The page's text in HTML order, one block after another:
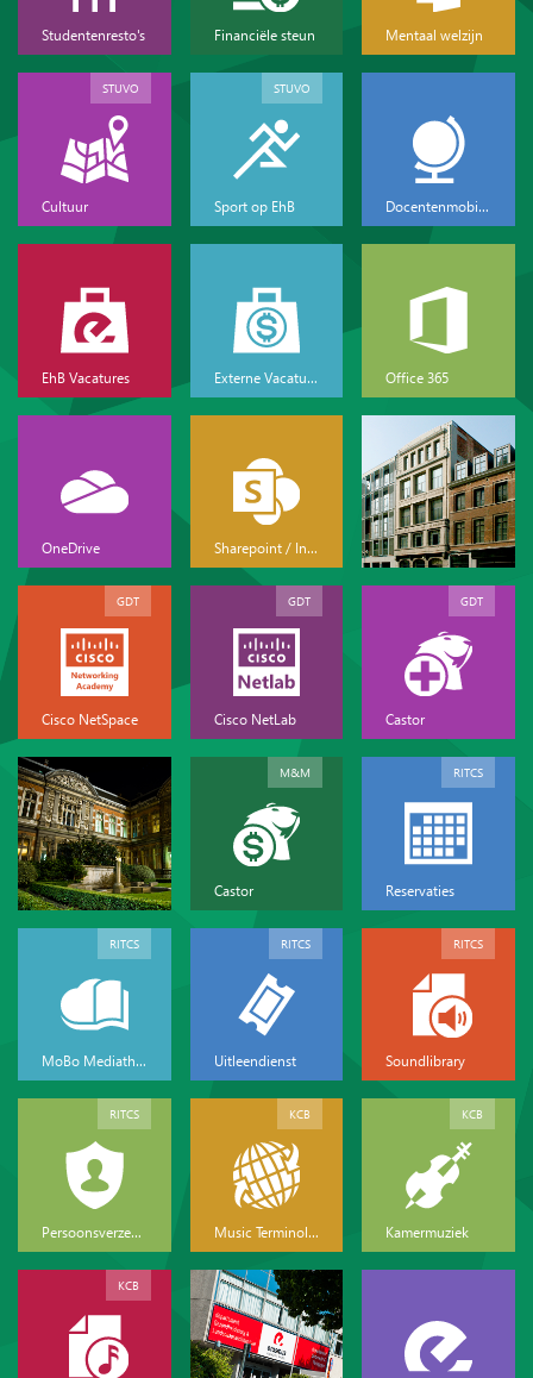
Studentenresto's Financiële steun Mentaal welzijn
Cultuur
STUVO
Sport op EhB
STUVO
Docentenmobiliteit
EhB Vacatures Externe Vacatures Office 365
OneDrive Sharepoint / Intranet
Cisco NetSpace
GDT
Cisco NetLab
GDT
Castor
GDT
Castor
M&M
Reservaties
RITCS
MoBo Mediatheek
RITCS
Uitleendienst
RITCS
Soundlibrary
RITCS
Persoonsverzekeringen
RITCS
Music Terminology
KCB
Kamermuziek
KCB
KCB